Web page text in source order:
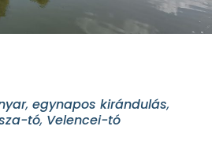
, egynapos kirándulás,
tó, Velencei-tó